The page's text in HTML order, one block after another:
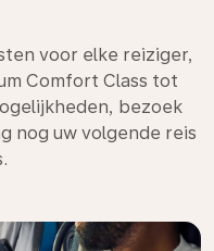
voor elke reiziger,
Comfort Class tot
bezoek
nog uw volgende reis